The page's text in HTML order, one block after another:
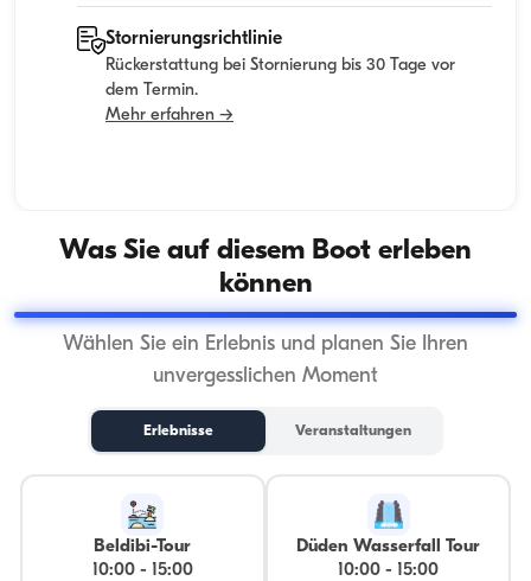
Stornierungsrichtlinie
Rückerstattung bei Stornierung bis 30 Tage vor
dem Termin.
Mehr erfahren →
Was Sie auf diesem Boot erleben
können
Wählen Sie ein Erlebnis und planen Sie Ihren
unvergesslichen Moment
Erlebnisse Veranstaltungen
Beldibi-Tour
10:00-
15:00
Düden Wasserfall Tour
10:00 -
15:00